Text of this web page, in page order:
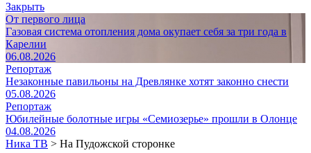
Закрыть
От первого лица
Газовая система отопления дома окупает себя за три года в
Карелии
06.08.2026
Репортаж
Незаконные павильоны на Древлянке хотят законно снести
05.08.2026
Репортаж
Юбилейные болотные игры «Семиозерье» прошли в Олонце
04.08.2026
Ника ТВ > На Пудожской сторонке